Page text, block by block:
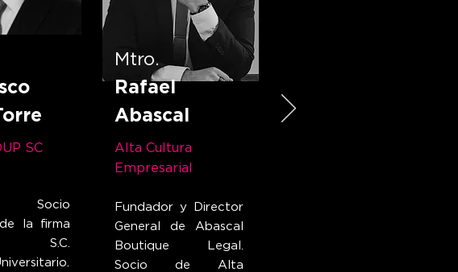
SC
Fundador y Director
General de Abascal
Boutique Legal.
Socio de Alta
Mtro.
Rafael
Abascal
Alta Cultura
Empresarial
Socio
la firma
S.C.